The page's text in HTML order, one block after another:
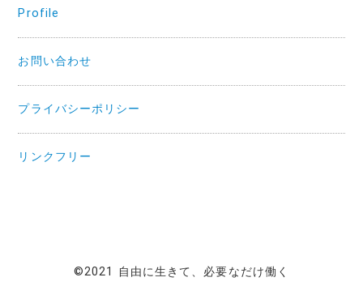
Profile
お問い合わせ
プライバシーポリシー
リンクフリー
©2021 自由に生きて、必要なだけ働く